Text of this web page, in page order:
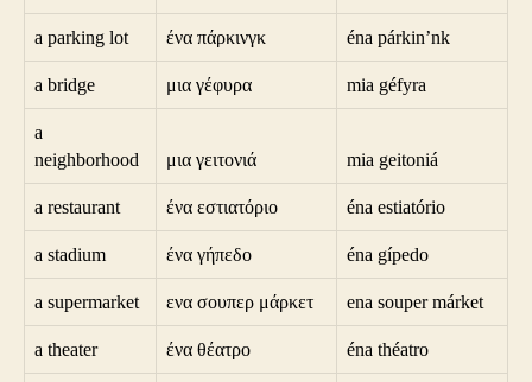
a parking lot ένα πάρκινγκ éna párkin’nk
a bridge μια γέφυρα mia géfyra
a
neighborhood
μια γειτονιά mia geitoniá
a restaurant ένα εστιατόριο éna estiatório
a stadium ένα γήπεδο éna gípedo
a supermarket ενα σουπερ μάρκετ ena souper márket
a theater ένα θέατρο éna théatro